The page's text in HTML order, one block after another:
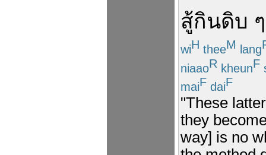
สู้กินดิบ ๆ
wiH theeM lang
niaaoR kheunF
maiF daiF
"These
they
way] is no